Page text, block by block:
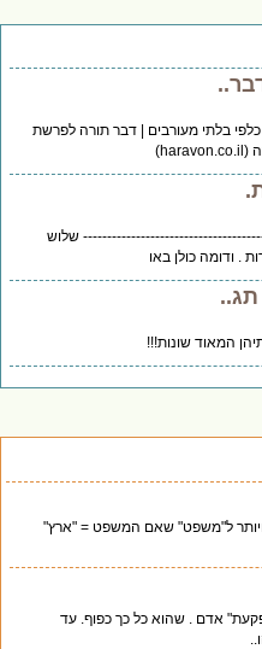
בלתי מעורבים | דבר תורה לפרשת
שלוש
כולן באו
המאוד שונות!!!
ל"משפט" שאם המשפט = "ארץ"
אדם . שהוא כל כך כפוף. עד